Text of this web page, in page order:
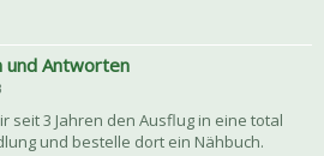
und Antworten
seit 3 Jahren den Ausflug in eine total
und bestelle dort ein Nähbuch.